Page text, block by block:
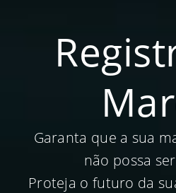
Garanta que a sua
não possa
Proteja o futuro da